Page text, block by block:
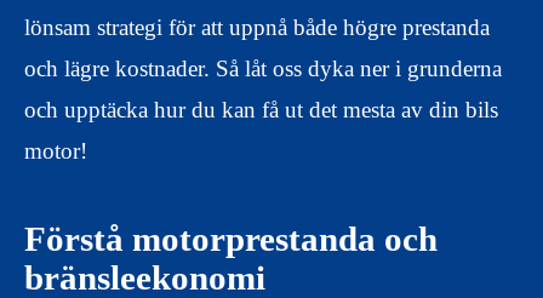
lönsam strategi för att uppnå både högre prestanda
och lägre kostnader. Så låt oss dyka ner i grunderna
och upptäcka hur du kan få ut det mesta av din bils
motor!
Förstå motorprestanda och
bränsleekonomi